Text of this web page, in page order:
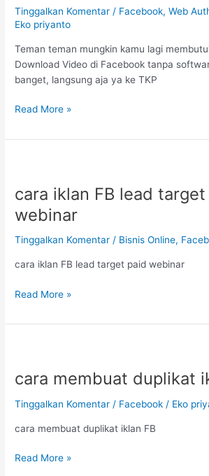
Tinggalkan Komentar / Facebook,Web
Eko priyanto
Teman teman mungkin kamu lagi
Download Video di Facebook tanpa
banget, langsung aja ya ke TKP
tanpa
software
Read More »
cara iklan FB lead target
webinar
Tinggalkan Komentar / Bisnis Online,
cara iklan FB lead target paid webinar
FB
target
paid
Read More »
cara membuat duplikat
Tinggalkan Komentar / Facebook / Eko
cara membuat duplikat iklan FB
duplikat
FB
Read More »